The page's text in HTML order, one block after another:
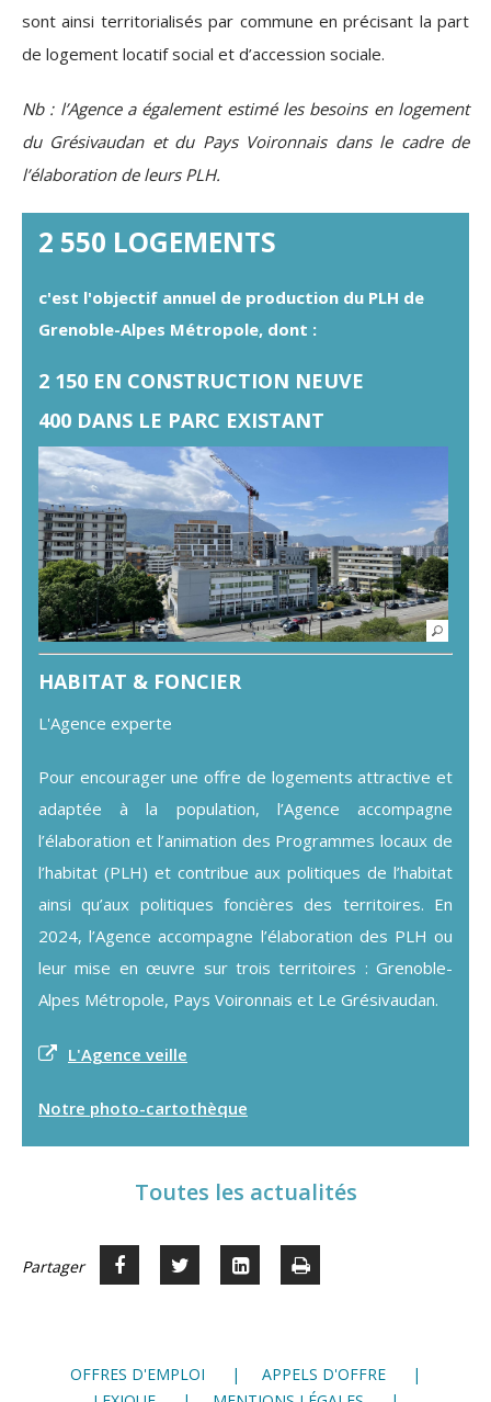
sont ainsi territorialisés par commune en précisant la part
de logement locatif social et d’accession sociale.
Nb : l’Agence a également estimé les besoins en logement
du Grésivaudan et du Pays Voironnais dans le cadre de
l’élaboration de leurs PLH.
2 550 LOGEMENTS
c'est l'objectif annuel de production du PLH de
Grenoble-Alpes Métropole, dont :
2 150 EN CONSTRUCTION NEUVE
400 DANS LE PARC EXISTANT
HABITAT & FONCIER
L'Agence experte
Pour encourager une offre de logements attractive et
adaptée à la population, l’Agence accompagne
l’élaboration et l’animation des Programmes locaux de
l’habitat (PLH) et contribue aux politiques de l’habitat
ainsi qu’aux politiques foncières des territoires. En
2024, l’Agence accompagne l’élaboration des PLH ou
leur mise en œuvre sur trois territoires : Grenoble-
Alpes Métropole, Pays Voironnais et Le Grésivaudan.
L'Agence veille
Notre photo-cartothèque
Toutes les actualités
Partager Partager
Partager
Voir
Imprimer
OFFRES D'EMPLOI
APPELS D'OFFRE